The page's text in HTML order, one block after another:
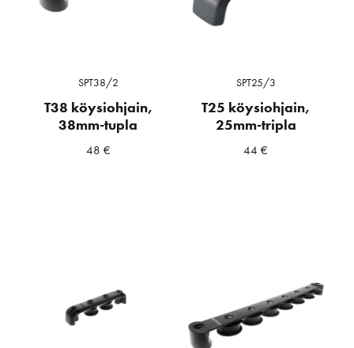
SPT38/2
T38 köysiohjain,
38mm-tupla
48 €
SPT25/3
T25 köysiohjain,
25mm-tripla
44€